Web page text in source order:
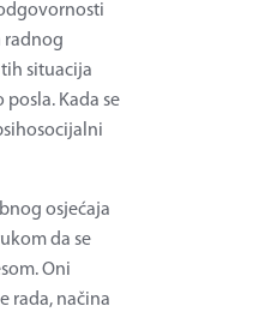
radnog
situacija
Kada se
osjećaja
da se
Oni
rada, načina